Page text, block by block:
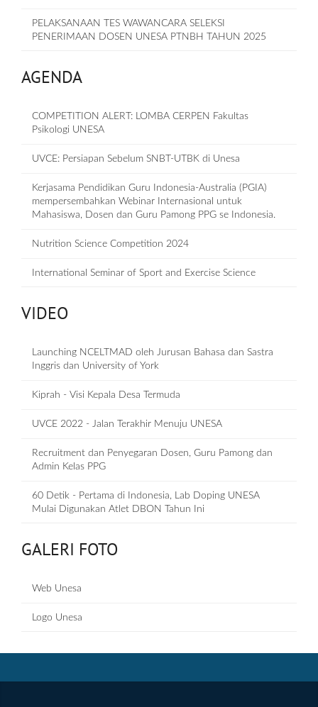
PELAKSANAAN TES WAWANCARA SELEKSI
PENERIMAAN DOSEN UNESA PTNBH TAHUN 2025
AGENDA
COMPETITION ALERT: LOMBA CERPEN Fakultas
Psikologi UNESA
UVCE: Persiapan Sebelum SNBT-UTBK di Unesa
Kerjasama Pendidikan Guru Indonesia-Australia (PGIA)
mempersembahkan Webinar Internasional untuk
Mahasiswa, Dosen dan Guru Pamong PPG se Indonesia.
Nutrition Science Competition 2024
International Seminar of Sport and Exercise Science
VIDEO
Launching NCELTMAD oleh Jurusan Bahasa dan Sastra
Inggris dan University of York
Kiprah - Visi Kepala Desa Termuda
UVCE 2022 - Jalan Terakhir Menuju UNESA
Recruitment dan Penyegaran Dosen, Guru Pamong dan
Admin Kelas PPG
60 Detik - Pertama di Indonesia, Lab Doping UNESA
Mulai Digunakan Atlet DBON Tahun Ini
GALERI FOTO
Web Unesa
Logo Unesa